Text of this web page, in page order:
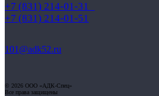
+7 (831) 214-01-31
+7 (831) 214-01-51
101@adk52.ru
© 2026 ООО «АДК-Спец»
Все права защищены